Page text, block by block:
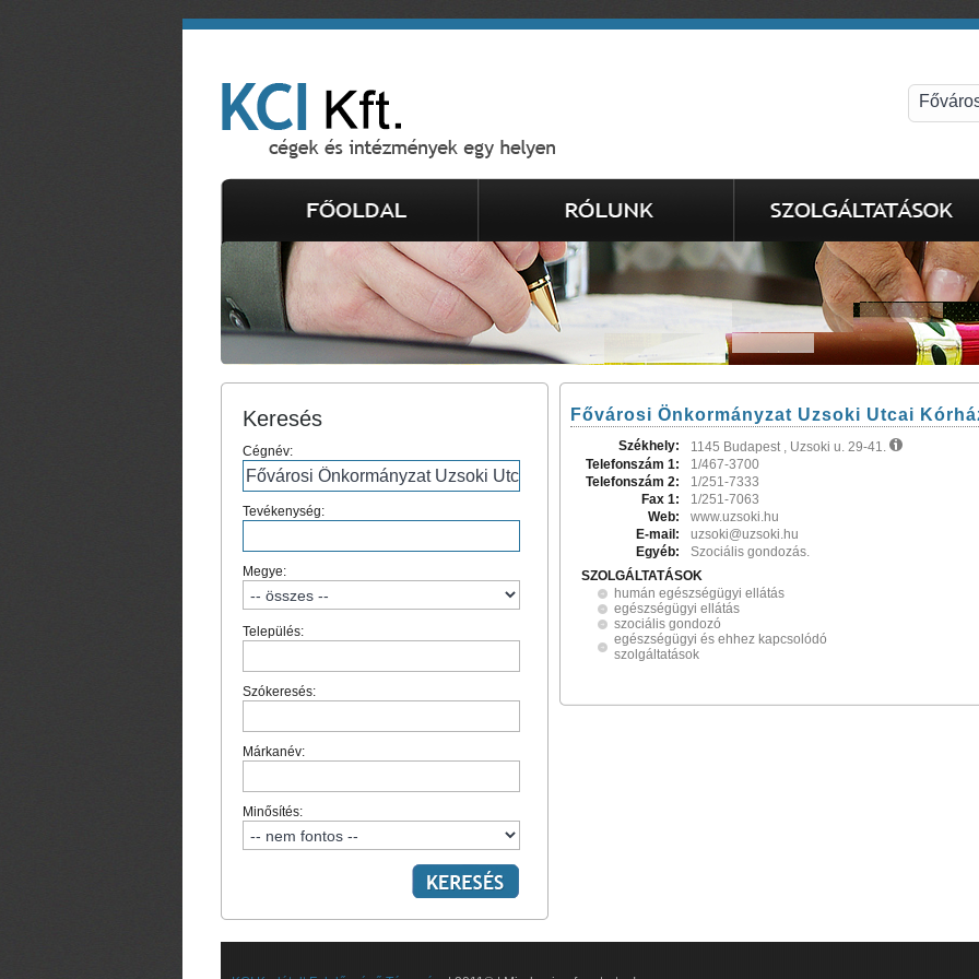
Keresés
Cégnév:
Tevékenység:
Megye:
Település:
Szókeresés:
Márkanév:
Minősítés:
Fővárosi Önkormányzat Uzsoki Utcai
Székhely:
1145 Budapest , Uzsoki u. 29-41.
Telefonszám 1:
1/467-3700
Telefonszám 2:
1/251-7333
Fax 1:
1/251-7063
Web:
www.uzsoki.hu
E-mail:
uzsoki@uzsoki.hu
Egyéb:
Szociális gondozás.
SZOLGÁLTATÁSOK
humán egészségügyi ellátás
egészségügyi ellátás
szociális gondozó
egészségügyi és ehhez kapcsolódó
szolgáltatások